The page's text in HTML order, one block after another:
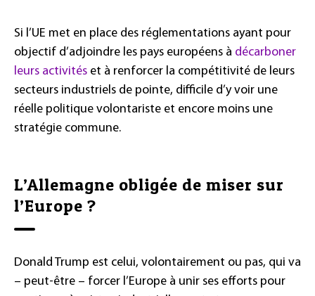
Si l’UE met en place des réglementations ayant pour
objectif d’adjoindre les pays européens à décarboner
leurs activités et à renforcer la compétitivité de leurs
secteurs industriels de pointe, difficile d’y voir une
réelle politique volontariste et encore moins une
stratégie commune.
L’Allemagne obligée de miser sur
l’Europe ?
Donald Trump est celui, volontairement ou pas, qui va
– peut-être – forcer l’Europe à unir ses efforts pour